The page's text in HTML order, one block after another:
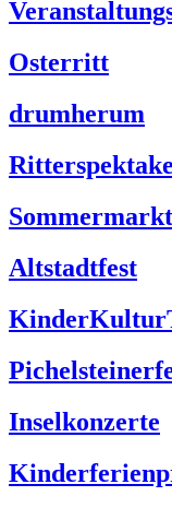
Osterritt
drumherum
Sommermarkt
Altstadtfest
Inselkonzerte